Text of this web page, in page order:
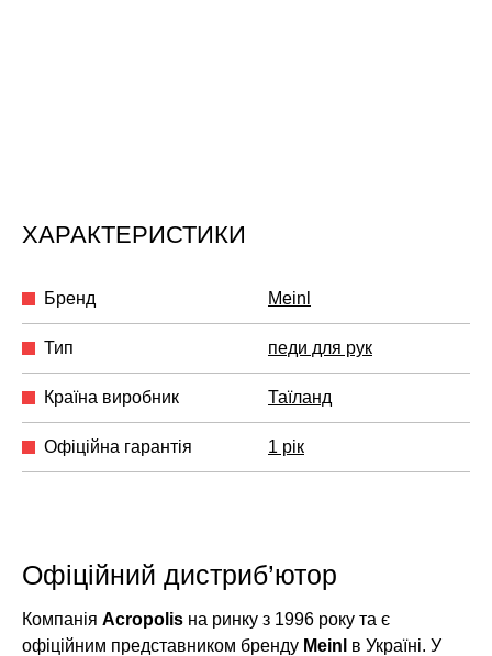
ХАРАКТЕРИСТИКИ
Бренд Meinl
Тип педи для рук
Країна виробник Таїланд
Офіційна гарантія 1 рік
Офіційний дистриб’ютор
Компанія Acropolis на ринку з 1996 року та є
офіційним представником бренду Meinl в Україні. У